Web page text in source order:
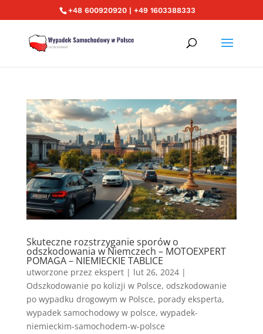
+48 600920920 | +49 1603388333
Skuteczne rozstrzyganie sporów o
odszkodowania w Niemczech – MOTOEXPERT
POMAGA – NIEMIECKIE TABLICE
utworzone przez ekspert| lut 26, 2024|
Odszkodowanie po kolizji w Polsce, odszkodowanie
po wypadku drogowym w Polsce, porady eksperta,
wypadek samochodowy w polsce, wypadek-
niemieckim-samochodem-w-polsce